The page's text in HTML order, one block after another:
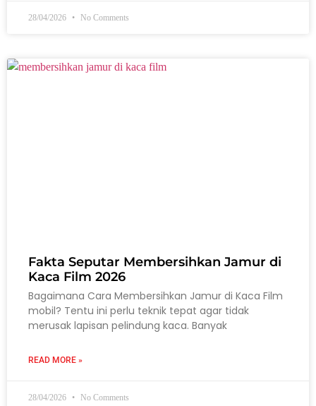
28/04/2026 No Comments
Fakta Seputar Membersihkan Jamur di
Kaca Film 2026
Bagaimana Cara Membersihkan Jamur di Kaca Film
mobil? Tentu ini perlu teknik tepat agar tidak
merusak lapisan pelindung kaca. Banyak
READ MORE »
28/04/2026 No Comments